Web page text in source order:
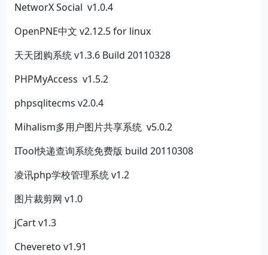
NetworX Social v1.0.4
OpenPNE中文 v2.12.5 for linux
天天团购系统 v1.3.6 Build 20110328
PHPMyAccess v1.5.2
phpsqlitecms v2.0.4
Mihalism多用户图片共享系统 v5.0.2
ITool快递查询系统免费版 build 20110308
凌讯php学校管理系统 v1.2
图片裁剪网 v1.0
jCart v1.3
Chevereto v1.91